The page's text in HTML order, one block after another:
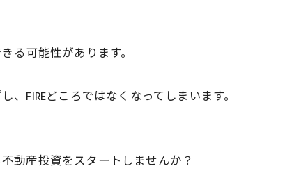
る可能性があります。
FIREどころではなくなってしまいます。
動産投資をスタートしませんか？